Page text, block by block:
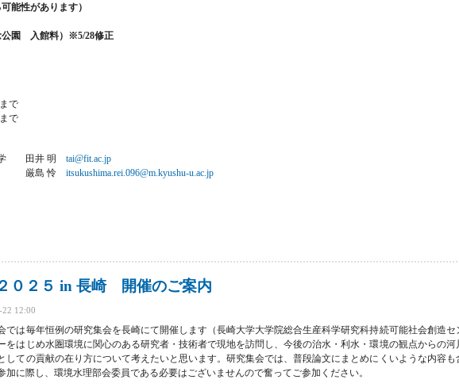
能性があります）
公園 入館料）※5/28修正
で
で
学 田井 明 tai@fit.ac.jp
厳島 怜 itsukushima.rei.096@m.kyushu-u.ac.jp
島 開催のご案内 について
０２５ in 長崎 開催のご案内
12:00
では毎年恒例の研究集会を長崎にて開催します（長崎大学大学院総合生産科学研究科持続可能社会創造
をはじめ水圏環境に関心のある研究者・技術者で現地を訪問し、今後の治水・利水・環境の観点からの
しての貢献の在り方について考えたいと思います。研究集会では、普段論文にまとめにくいような内容
に際し、環境水理部会委員である必要はございませんので奮ってご参加ください。